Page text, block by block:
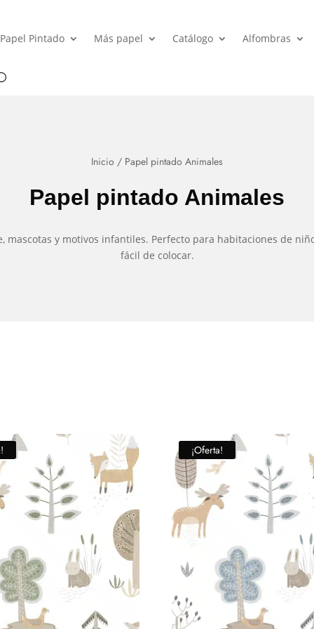
Papel Pintado Más papel Catálogo Alfombras
Inicio / Papel pintado Animales
Papel pintado Animales
y motivos infantiles. Perfecto para habitaciones de
fácil de colocar.
¡Oferta!